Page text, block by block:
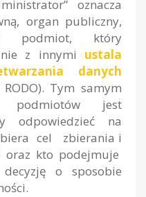
oznacza
organ publiczny,
podmiot, który
z innymi ustala
danych
Tym samym
jest
odpowiedzieć na
cel zbierania i
oraz kto podejmuje
o sposobie